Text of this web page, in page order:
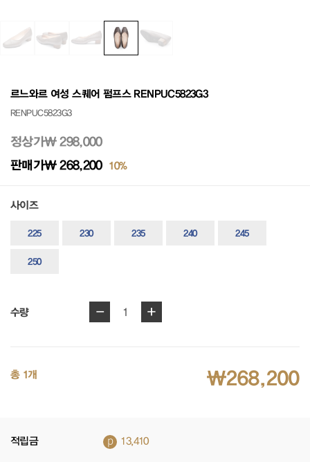
르느와르 여성 스퀘어 펌프스 RENPUC5823G3
RENPUC5823G3
정상가₩ 298,000
판매가₩ 268,200 10%
사이즈
225 230 235 240 245
250
수량 - 1 +
총 1개 ₩268,200
적립금 p 13,410